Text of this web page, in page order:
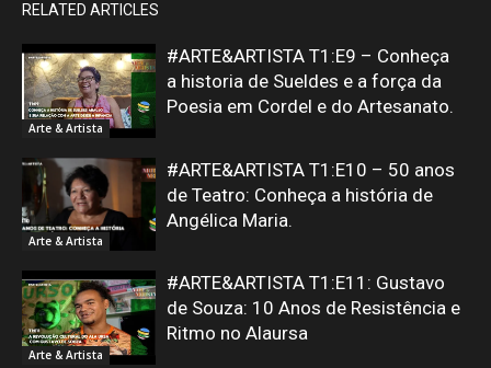
RELATED ARTICLES
Arte & Artista
#ARTE&ARTISTA T1:E9 – Conheça
a historia de Sueldes e a força da
Poesia em Cordel e do Artesanato.
Arte & Artista
#ARTE&ARTISTA T1:E10 – 50 anos
de Teatro: Conheça a história de
Angélica Maria.
Arte & Artista
#ARTE&ARTISTA T1:E11: Gustavo
de Souza: 10 Anos de Resistência e
Ritmo no Alaursa